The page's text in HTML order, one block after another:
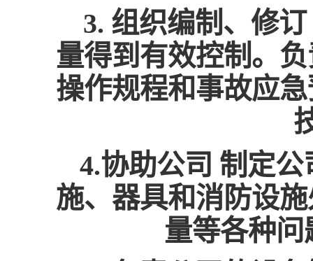
3. 组织编制、修
量得到有效控制。
操作规程和事故应
4.协助公司 制定
施、器具和消防设
量等各种